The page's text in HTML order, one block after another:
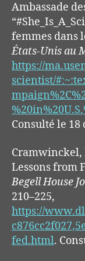
Ambassade
femmes dans
États-Unis au
https://
scientist/
Consulté le 18
Cramwinckel,
Lessons from
Begell House
210–225,
https://
fed.html.